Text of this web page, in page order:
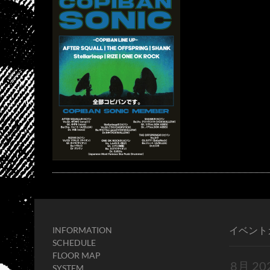
INFORMATION
SCHEDULE
FLOOR MAP
SYSTEM
イベン